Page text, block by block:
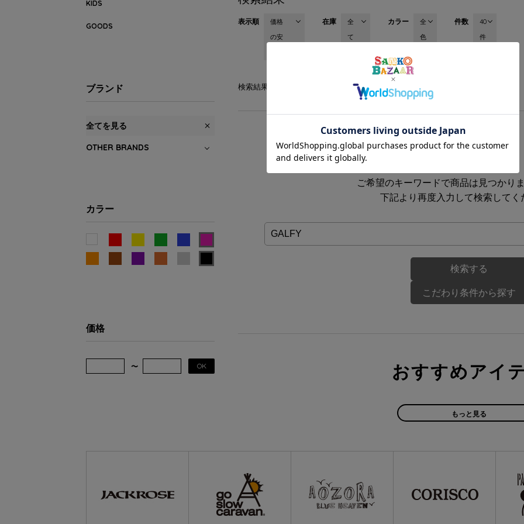
表示順
価格
の安
在庫
全
て
カラー
全
色
件数
40
件
検索結果
ご希望のキーワードで商品は見つかり
下記より再度入力して検索してく
こだわり条件から探す
おすすめアイ
もっと見る
KIDS
GOODS
ブランド
全てを見る
OTHER BRANDS
カラー
価格
OK